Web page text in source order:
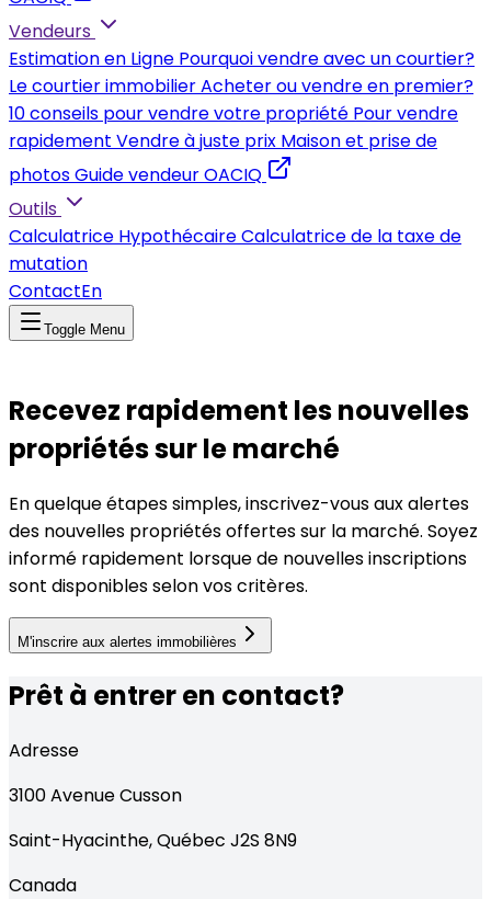
Vendeurs
Estimation en Ligne Pourquoi vendre avec un courtier?
Le courtier immobilierAcheter ou vendre en premier?
10 conseils pour vendre votre propriété Pour vendre
rapidement Vendre à juste prix Maison et prise de
photosGuide vendeur OACIQ
Outils
Calculatrice HypothécaireCalculatrice de la taxe de
mutation
ContactEn
Toggle Menu
Recevez rapidement les nouvelles
propriétés sur le marché
En quelque étapes simples, inscrivez-vous aux alertes
des nouvelles propriétés offertes sur la marché. Soyez
informé rapidement lorsque de nouvelles inscriptions
sont disponibles selon vos critères.
M'inscrire aux alertes immobilières
Prêt à entrer en contact?
Adresse
3100Avenue Cusson
Saint-Hyacinthe,Québec J2S 8N9
Canada